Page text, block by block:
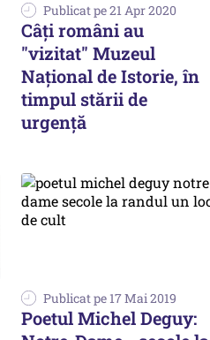
Publicat pe 21 Apr 2020
Câţi români au
"vizitat" Muzeul
Naţional de Istorie, în
timpul stării de
urgenţă
Publicat pe 17 Mai 2019
Poetul Michel Deguy: